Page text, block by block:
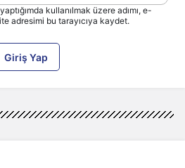
kullanılmak üzere adımı, e-
adresimi bu tarayıcıya kaydet.
Giriş Yap